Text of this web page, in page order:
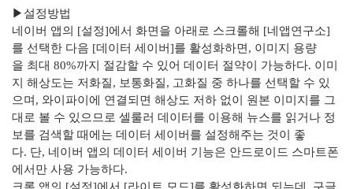
▶설정방법
네이버 앱의 [설정]에서 화면을 아래로 스크롤해 [네앱연구소]
를 선택한 다음 [데이터 세이버]를 활성화하면 , 이미지 용량
을 최대 80%까지 절감할 수 있어 데이터 절약이 가능하다. 이미
지 해상도는 저화질, 보통화질, 고화질 중 하나를 선택할 수 있
으며 , 와이파이에
연결되면 해상도 저하 없이 원본 이미지를 그
대로 볼 수 있으므로 셀룰러 데이터를 이용해 뉴스를 읽거나 정
보를 검색할 때에는 데이터 세이버를 설정해주는 것이 좋
다. 단, 네이버 앱의 데이터 세이버 기능은 안드로이드 스마트폰
에서만 사용 가능하다.